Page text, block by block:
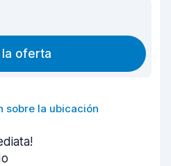
la oferta
sobre la ubicación